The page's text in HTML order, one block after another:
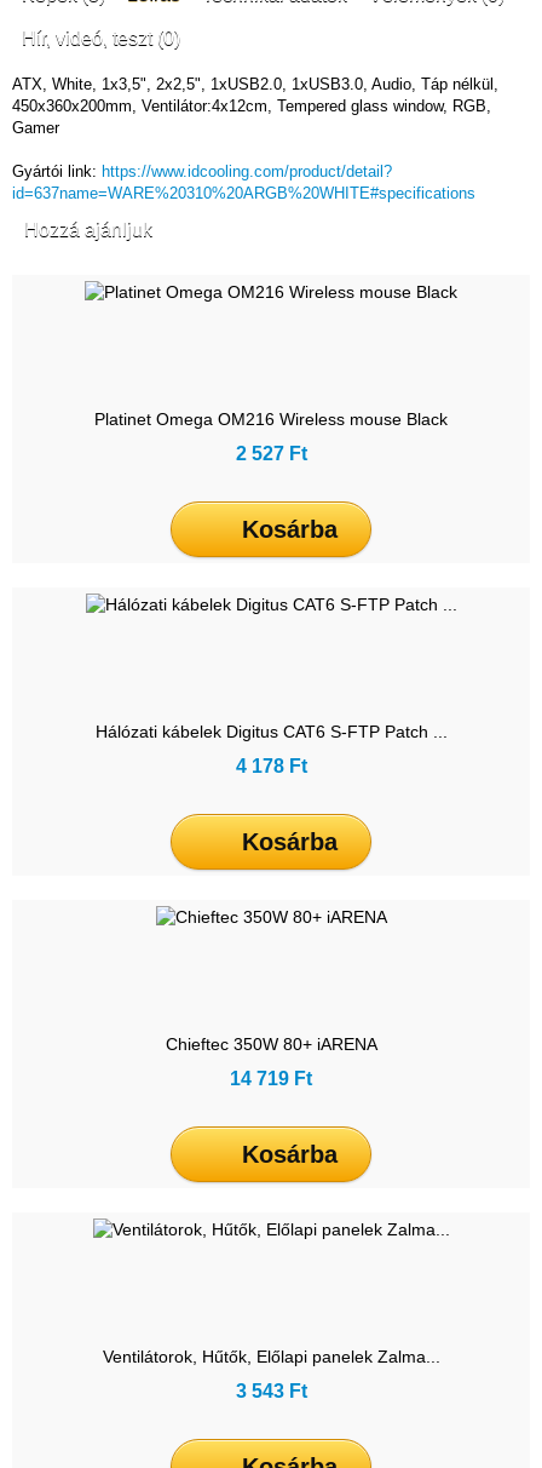
Hír, videó, teszt (0)
ATX, White, 1x3,5", 2x2,5", 1xUSB2.0, 1xUSB3.0, Audio, Táp nélkül,
450x360x200mm, Ventilátor:4x12cm, Tempered glass window, RGB,
Gamer
Gyártói link: https://www.idcooling.com/product/detail?
id=637name=WARE%20310%20ARGB%20WHITE#specifications
Hozzá ajánljuk
Platinet Omega OM216 Wireless mouse Black
2 527 Ft
Kosárba
Hálózati kábelek Digitus CAT6 S-FTP Patch ...
4 178 Ft
Kosárba
Chieftec 350W 80+ iARENA
14 719 Ft
Kosárba
Ventilátorok, Hűtők, Előlapi panelek Zalma...
3 543 Ft